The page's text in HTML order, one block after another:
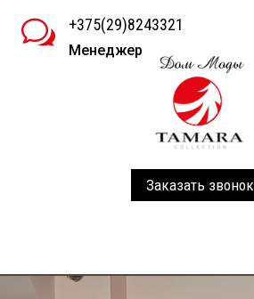
w +375(29)8243321
Менеджер
Заказать звонок